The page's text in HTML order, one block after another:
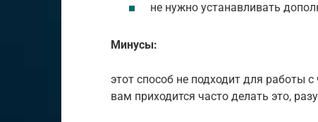
не нужно устанавливать
Минусы:
этот способ не подходит для
вам приходится часто делать это,